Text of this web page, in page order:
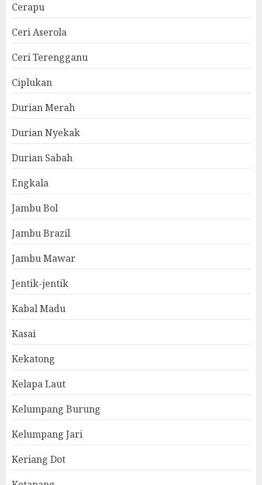
Cerapu
Ceri Aserola
Ceri Terengganu
Ciplukan
Durian Merah
Durian Nyekak
Durian Sabah
Engkala
Jambu Bol
Jambu Brazil
Jambu Mawar
Jentik-jentik
Kabal Madu
Kasai
Kekatong
Kelapa Laut
Kelumpang Burung
Kelumpang Jari
Keriang Dot